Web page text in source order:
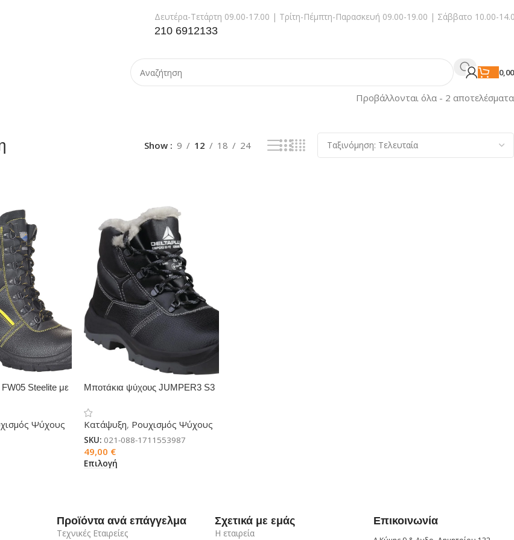
Δευτέρα-Τετάρτη 09.00-17.00 | Τρίτη-Πέμπτη-Παρασκευή 09.00-19.00 | Σάββατο 10.00-
210 6912133
Προβάλλονται όλα - 2 αποτελέσματα
Show 9 12 18 24
Steelite με
Ψύχους
Μποτάκια ψύχους JUMPER3 S3
Κατάψυξη, Ρουχισμός Ψύχους
SKU: 021-088-1711553987
49,00 €
Επιλογή
Προϊόντα ανά επάγγελμα
Τεχνικές Εταιρείες
Σχετικά με εμάς
Η εταιρεία
Επικοινωνία